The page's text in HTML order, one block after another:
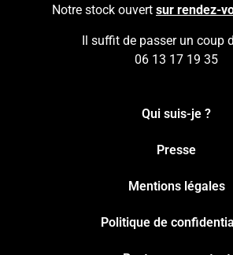
Notre stock ouvert sur rendez-
Il suffit de passer un coup
06 13 17 19 35
Qui suis-je ?
Presse
Mentions légales
Politique de